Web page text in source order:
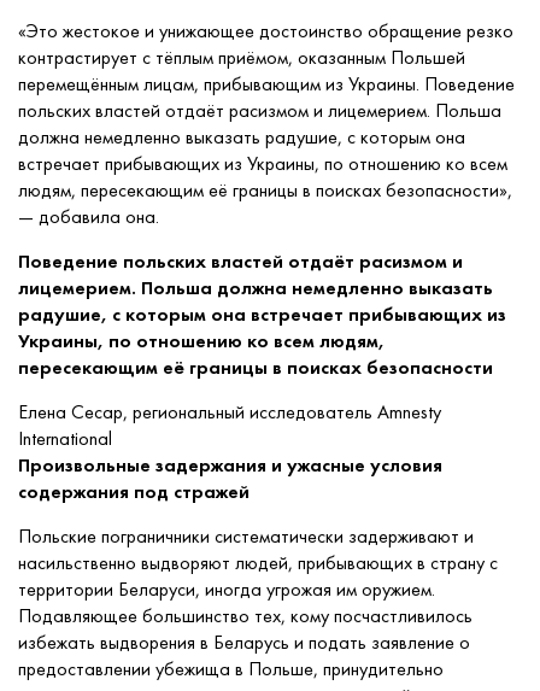
«Это жестокое и унижающее достоинство обращение резко
контрастирует с тёплым приёмом, оказанным Польшей
перемещённым лицам, прибывающим из Украины. Поведение
польских властей отдаёт расизмом и лицемерием. Польша
должна немедленно выказать радушие, с которым она
встречает прибывающих из Украины, по отношению ко всем
людям, пересекающим её границы в поисках безопасности»,
— добавила она.
Поведение польских властей отдаёт расизмом и
лицемерием. Польша должна немедленно выказать
радушие, с которым она встречает прибывающих из
Украины, по отношению ко всем людям,
пересекающим её границы в поисках безопасности
Елена Сесар, региональный исследователь Amnesty
International
Произвольные задержания и ужасные условия
содержания под стражей
Польские пограничники систематически задерживают и
насильственно выдворяют людей, прибывающих в страну с
территории Беларуси, иногда угрожая им оружием.
Подавляющее большинство тех, кому посчастливилось
избежать выдворения в Беларусь и подать заявление о
предоставлении убежища в Польше, принудительно